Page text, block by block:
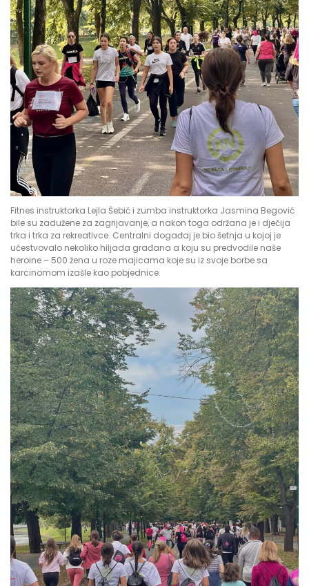
Fitnes instruktorka Lejla Šebić i zumba instruktorka Jasmina Begović
bile su zadužene za zagrijavanje, a nakon toga održana je i dječija
trka i trka za rekreativce. Centralni događaj je bio šetnja u kojoj je
učestvovalo nekoliko hiljada građana a koju su predvodile naše
heroine – 500 žena u roze majicama koje su iz svoje borbe sa
karcinomom izašle kao pobjednice.